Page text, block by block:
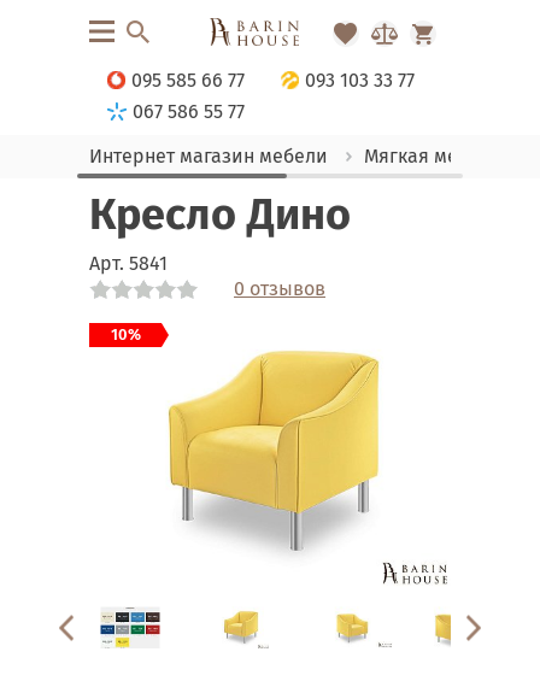
095 585 66 77
093 103 33 77
067 586 55 77
Интернет магазин мебели
Мягкая мебель
Кресло Дино
Арт. 5841
0 отзывов
10%
Link
Link
Link
Link
Link
Link
Link
Link